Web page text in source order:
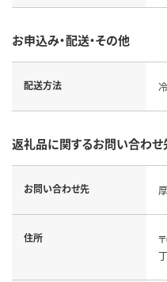
お申込み・配送・その他
配送方法
返礼品に関するお問い合わせ
お問い合わせ先
住所